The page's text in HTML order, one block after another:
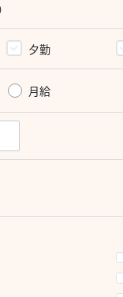
夕勤
月給